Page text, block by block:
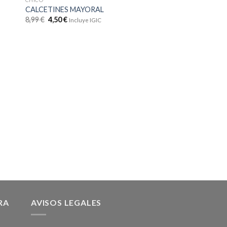
CALCETINES MAYORAL
8,99€ 4,50€ Incluye IGIC
AVISOS LEGALES